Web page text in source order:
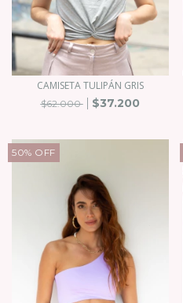
CAMISETA TULIPÁN GRIS
$62.000 $37.200
50% OFF